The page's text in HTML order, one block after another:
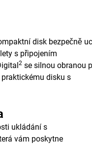
disk bezpečně
s připojením
2 se silnou obranou
disku s
ukládání s
vám poskytne